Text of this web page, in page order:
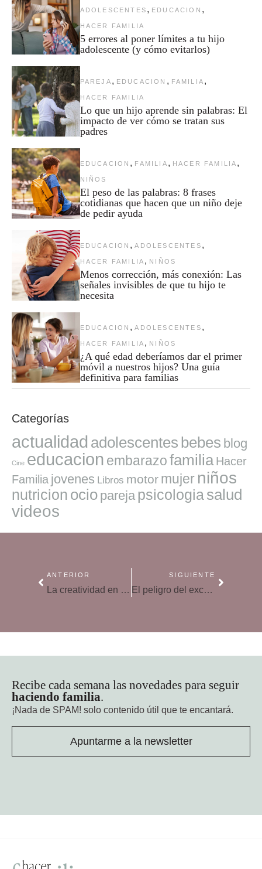
ADOLESCENTES , EDUCACION ,
HACER FAMILIA
5 errores al poner límites a tu hijo
adolescente (y cómo evitarlos)
PAREJA , EDUCACION , FAMILIA ,
HACER FAMILIA
Lo que un hijo aprende sin palabras: El
impacto de ver cómo se tratan sus
padres
EDUCACION , FAMILIA , HACER FAMILIA ,
NIÑOS
El peso de las palabras: 8 frases
cotidianas que hacen que un niño deje
de pedir ayuda
EDUCACION , ADOLESCENTES ,
HACER FAMILIA , NIÑOS
Menos corrección, más conexión: Las
señales invisibles de que tu hijo te
necesita
EDUCACION , ADOLESCENTES ,
HACER FAMILIA , NIÑOS
¿A qué edad deberíamos dar el primer
móvil a nuestros hijos? Una guía
definitiva para familias
Categorías
actualidad adolescentes bebes blog
Cine educacion embarazofamilia Hacer
Familia jovenes Libros motor mujer niños
nutricion ocio pareja psicologiasalud
videos
ANTERIOR
La creatividad en la infancia fomenta el emprendimiento
SIGUIENTE
El peligro del exceso de deberes para los niños
Recibe cada semana las novedades para seguir
haciendo familia.
¡Nada de SPAM! solo contenido útil que te encantará.
Apuntarme a la newsletter